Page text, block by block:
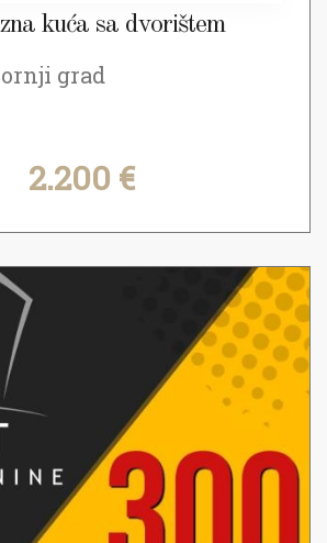
kuća sa dvorištem
grad
2.200 €